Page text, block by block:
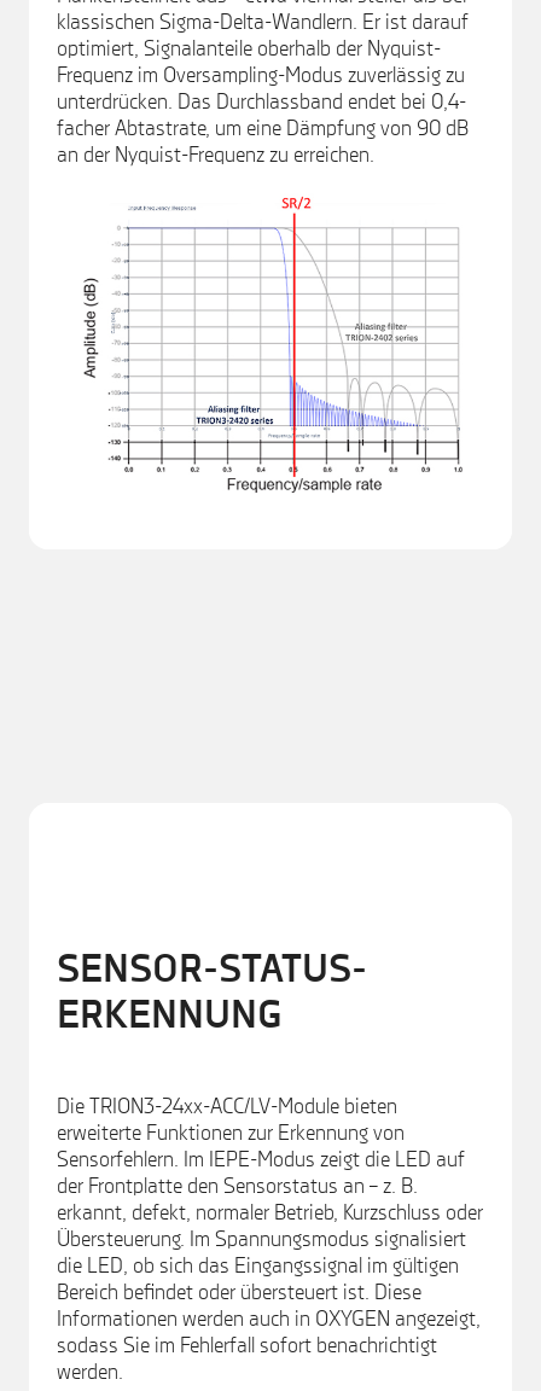
klassischen Sigma-Delta-Wandlern. Er ist darauf
optimiert, Signalanteile oberhalb der Nyquist-
Frequenz im Oversampling-Modus zuverlässig zu
unterdrücken. Das Durchlassband endet bei 0,4-
facher Abtastrate, um eine Dämpfung von 90 dB
an der Nyquist-Frequenz zu erreichen.
SENSOR-STATUS-
ERKENNUNG
Die TRION3-24xx-ACC/LV-Module bieten
erweiterte Funktionen zur Erkennung von
Sensorfehlern. Im IEPE-Modus zeigt die LED auf
der Frontplatte den Sensorstatus an – z. B.
erkannt, defekt, normaler Betrieb, Kurzschluss oder
Übersteuerung. Im Spannungsmodus signalisiert
die LED, ob sich das Eingangssignal im gültigen
Bereich befindet oder übersteuert ist. Diese
Informationen werden auch in OXYGEN angezeigt,
sodass Sie im Fehlerfall sofort benachrichtigt
werden.